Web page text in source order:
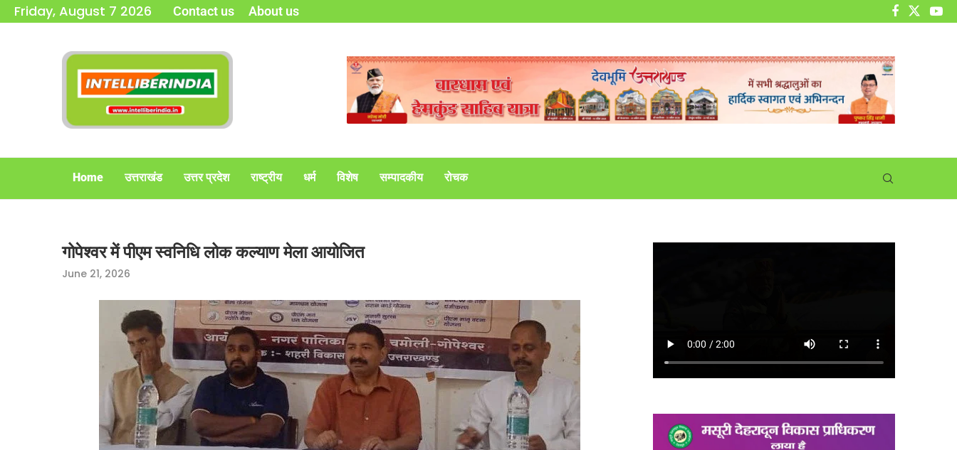
Friday, August 7 2026 Contact us About us
Home उत्तराखंड उत्तर प्रदेश राष्ट्रीय धर्म विशेष सम्पादकीय रोचक
गोपेश्वर में पीएम स्वनिधि लोक कल्याण मेला आयोजित
June 21, 2026